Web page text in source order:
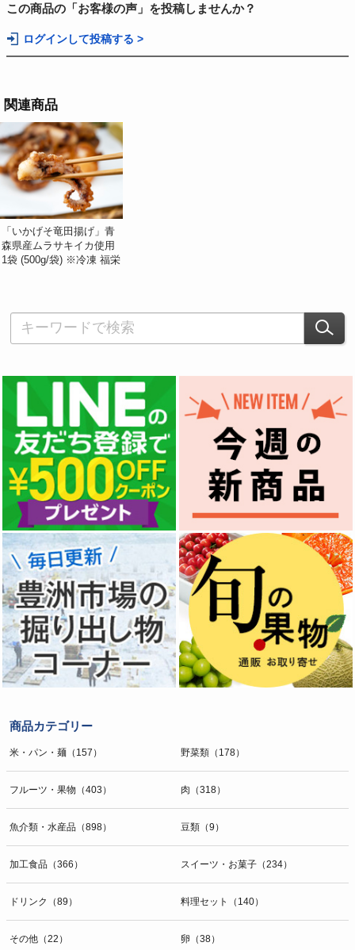
この商品の「お客様の声」を投稿しませんか？
ログインして投稿する >
関連商品
「いかげそ竜田揚げ」青
森県産ムラサキイカ使用
1袋 (500g/袋) ※冷凍 福栄
商品カテゴリー
米・パン・麺（157） 野菜類（178）
フルーツ・果物（403） 肉（318）
魚介類・水産品（898） 豆類（9）
加工食品（366） スイーツ・お菓子（234）
ドリンク（89） 料理セット（140）
その他（22） 卵（38）